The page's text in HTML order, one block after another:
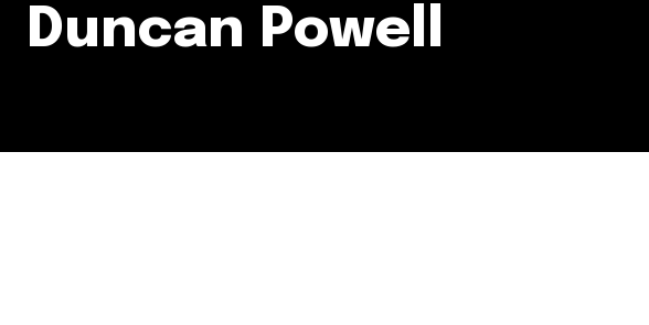
Duncan Powell